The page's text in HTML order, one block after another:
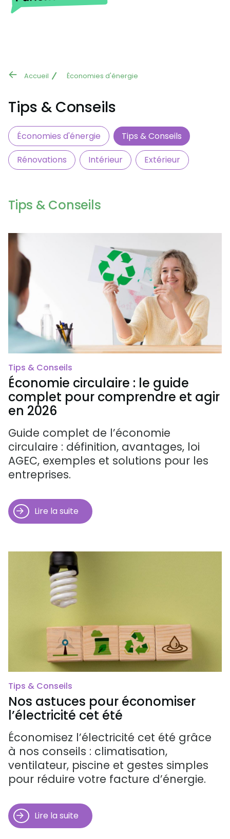
Aller au contenu principal
Fil
d'Ariane
Accueil Économies d'énergie
Tips & Conseils
Économies d'énergie Tips & Conseils
Rénovations Intérieur Extérieur
Tips & Conseils
Tips & Conseils
Économie circulaire : le guide
complet pour comprendre et agir
en 2026
Guide complet de l’économie
circulaire : définition, avantages, loi
AGEC, exemples et solutions pour les
entreprises.
Lire la suite
Tips & Conseils
Nos astuces pour économiser
l’électricité cet été
Économisez l’électricité cet été grâce
à nos conseils : climatisation,
ventilateur, piscine et gestes simples
pour réduire votre facture d’énergie.
Lire la suite